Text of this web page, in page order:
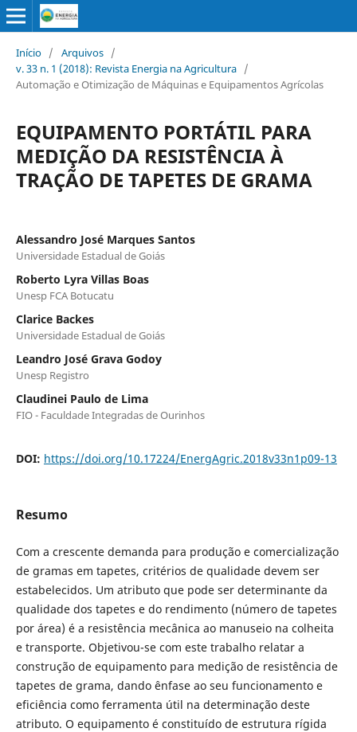
Início / Arquivos /
v. 33 n. 1 (2018): Revista Energia na Agricultura /
Automação e Otimização de Máquinas e Equipamentos Agrícolas
EQUIPAMENTO PORTÁTIL PARA
MEDIÇÃO DA RESISTÊNCIA À
TRAÇÃO DE TAPETES DE GRAMA
Alessandro José Marques Santos
Universidade Estadual de Goiás
Roberto Lyra Villas Boas
Unesp FCA Botucatu
Clarice Backes
Universidade Estadual de Goiás
Leandro José Grava Godoy
Unesp Registro
Claudinei Paulo de Lima
FIO - Faculdade Integradas de Ourinhos
DOI: https://doi.org/10.17224/EnergAgric.2018v33n1p09-13
Resumo
Com a crescente demanda para produção e comercialização
de gramas em tapetes, critérios de qualidade devem ser
estabelecidos. Um atributo que pode ser determinante da
qualidade dos tapetes e do rendimento (número de tapetes
por área) é a resistência mecânica ao manuseio na colheita
e transporte. Objetivou-se com este trabalho relatar a
construção de equipamento para medição de resistência de
tapetes de grama, dando ênfase ao seu funcionamento e
eficiência como ferramenta útil na determinação deste
atributo. O equipamento é constituído de estrutura rígida